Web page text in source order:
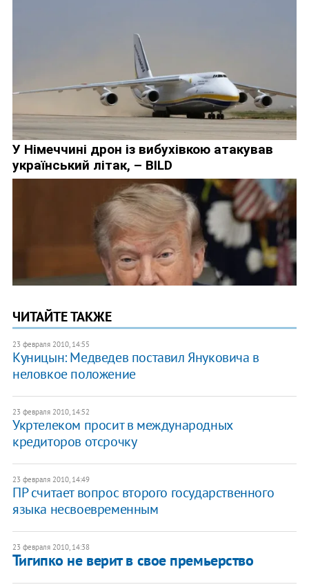
ЧИТАЙТЕ ТАКЖЕ
23 февраля 2010, 14:55
Куницын: Медведев поставил Януковича в
неловкое положение
23 февраля 2010, 14:52
Укртелеком просит в международных
кредиторов отсрочку
23 февраля 2010, 14:49
ПР считает вопрос второго государственного
языка несвоевременным
23 февраля 2010, 14:38
Тигипко не верит в свое премьерство